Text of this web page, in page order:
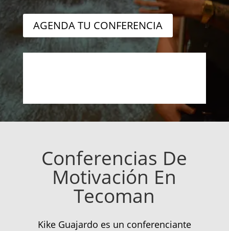
AGENDA TU CONFERENCIA
Conferencias De
Motivación En
Tecoman
Kike Guajardo es un conferenciante